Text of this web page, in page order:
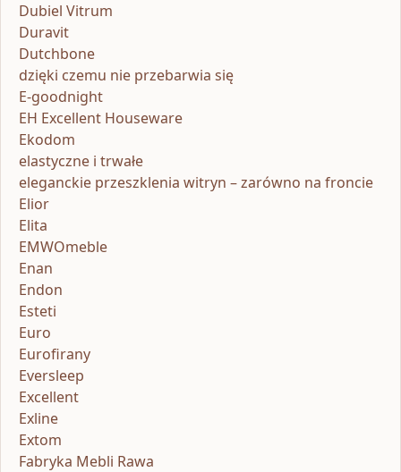
Dubiel Vitrum
Duravit
Dutchbone
dzięki czemu nie przebarwia się
E-goodnight
EH Excellent Houseware
Ekodom
elastyczne i trwałe
eleganckie przeszklenia witryn – zarówno na froncie
Elior
Elita
EMWOmeble
Enan
Endon
Esteti
Euro
Eurofirany
Eversleep
Excellent
Exline
Extom
Fabryka Mebli Rawa